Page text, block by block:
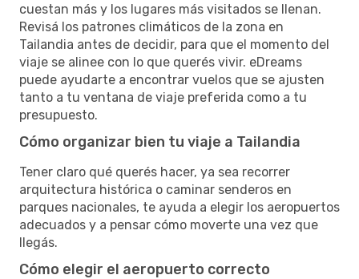
cuestan más y los lugares más visitados se llenan.
Revisá los patrones climáticos de la zona en
Tailandia antes de decidir, para que el momento del
viaje se alinee con lo que querés vivir. eDreams
puede ayudarte a encontrar vuelos que se ajusten
tanto a tu ventana de viaje preferida como a tu
presupuesto.
Cómo organizar bien tu viaje a Tailandia
Tener claro qué querés hacer, ya sea recorrer
arquitectura histórica o caminar senderos en
parques nacionales, te ayuda a elegir los aeropuertos
adecuados y a pensar cómo moverte una vez que
llegás.
Cómo elegir el aeropuerto correcto